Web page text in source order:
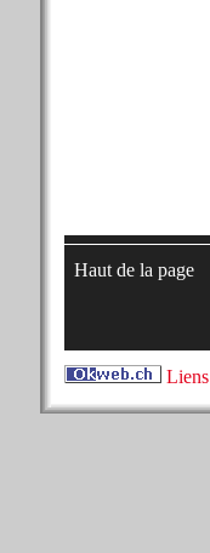
Haut de la page
Liens